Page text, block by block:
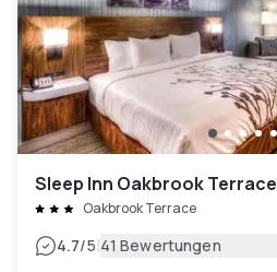
Sleep Inn Oakbrook Terrace
Oakbrook Terrace
4.7/5|41 Bewertungen